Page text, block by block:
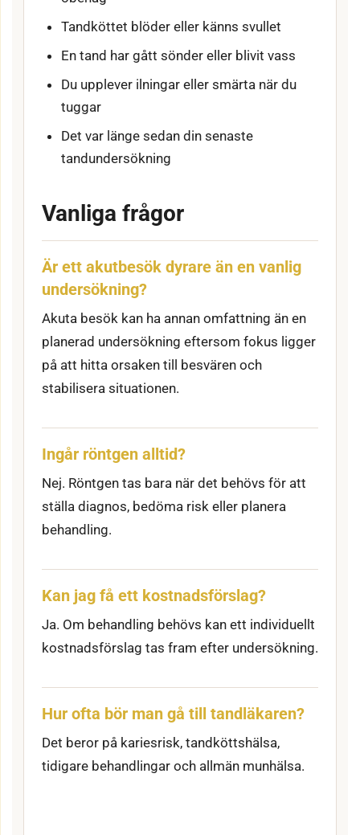
Tandköttet blöder eller känns svullet
En tand har gått sönder eller blivit vass
Du upplever ilningar eller smärta när du
tuggar
Det var länge sedan din senaste
tandundersökning
Vanliga frågor
Är ett akutbesök dyrare än en vanlig
undersökning?
Akuta besök kan ha annan omfattning än en
planerad undersökning eftersom fokus ligger
på att hitta orsaken till besvären och
stabilisera situationen.
Ingår röntgen alltid?
Nej. Röntgen tas bara när det behövs för att
ställa diagnos, bedöma risk eller planera
behandling.
Kan jag få ett kostnadsförslag?
Ja. Om behandling behövs kan ett individuellt
kostnadsförslag tas fram efter undersökning.
Hur ofta bör man gå till tandläkaren?
Det beror på kariesrisk, tandköttshälsa,
tidigare behandlingar och allmän munhälsa.